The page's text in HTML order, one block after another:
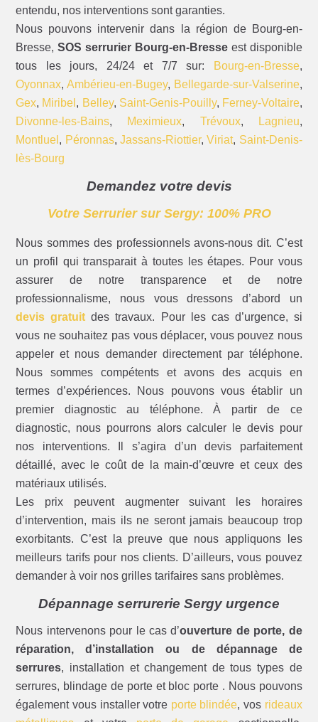
entendu, nos interventions sont garanties.
Nous pouvons intervenir dans la région de Bourg-en-
Bresse,SOS serrurier Bourg-en-Bresseest disponible
tous les jours, 24/24 et 7/7 sur:
Bourg-en-Bresse,
Oyonnax, Ambérieu-en-Bugey, Bellegarde-sur-Valserine,
Gex, Miribel , Belley, Saint-Genis-Pouilly, Ferney-Voltaire,
Divonne-les-Bains, Meximieux, Trévoux, Lagnieu,
Montluel , Péronnas, Jassans-Riottier,Viriat, Saint-Denis-
lès-Bourg
Demandez votre devis
Votre Serrurier sur Sergy: 100% PRO
Nous sommes des professionnels avons-nous dit. C’est
un profil qui transparait à toutes les étapes. Pour vous
assurer de notre transparence et de notre
professionnalisme, nous vous dressons d’abord un
devis gratuit des travaux. Pour les cas d’urgence, si
vous ne souhaitez pas vous déplacer, vous pouvez nous
appeler et nous demander directement par téléphone.
Nous sommes compétents et avons des acquis en
termes d’expériences. Nous pouvons vous établir un
premier diagnostic au téléphone. À partir de ce
diagnostic, nous pourrons alors calculer le devis pour
nos interventions. Il s’agira d’un devis parfaitement
détaillé, avec le coût de la main-d’œuvre et ceux des
matériaux utilisés.
Les prix peuvent augmenter suivant les horaires
d’intervention, mais ils ne seront jamais beaucoup trop
exorbitants. C’est la preuve que nous appliquons les
meilleurs tarifs pour nos clients. D’ailleurs, vous pouvez
demander à voir nos grilles tarifaires sans problèmes.
Dépannage serrurerie Sergy urgence
Nous intervenons pour le cas d’ouverture de porte, de
réparation, d’installation ou de dépannage de
serrures, installation et changement de tous types de
serrures, blindage de porte et bloc porte . Nous pouvons
également vous installer votre porte blindée, vos rideaux